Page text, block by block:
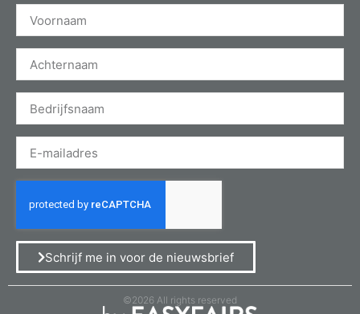
Schrijf me in voor de nieuwsbrief
©2026 All rights reserved